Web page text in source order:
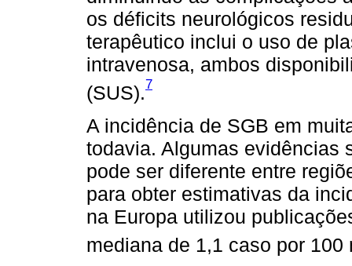
os déficits neurológicos
terapêutico inclui o uso de
intravenosa, ambos
(SUS).7
A incidência de SGB em
todavia. Algumas evidências
pode ser diferente entre
para obter estimativas da
na Europa utilizou
mediana de 1,1 caso por